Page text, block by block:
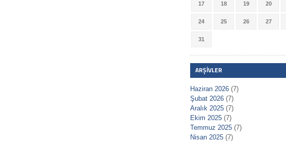
17 18 19 20
24 25 26 27
31
ARŞIVLER
Haziran 2026 (7)
Şubat 2026 (7)
Aralık 2025 (7)
Ekim 2025 (7)
Temmuz 2025 (7)
Nisan 2025 (7)